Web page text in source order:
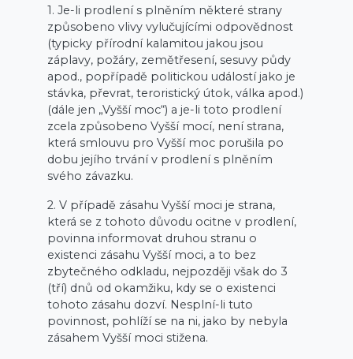
1. Je-li prodlení s plněním některé strany
způsobeno vlivy vylučujícími odpovědnost
(typicky přírodní kalamitou jakou jsou
záplavy, požáry, zemětřesení, sesuvy půdy
apod., popřípadě politickou událostí jako je
stávka, převrat, teroristický útok, válka apod.)
(dále jen „Vyšší moc“) a je-li toto prodlení
zcela způsobeno Vyšší mocí, není strana,
která smlouvu pro Vyšší moc porušila po
dobu jejího trvání v prodlení s plněním
svého závazku.
2. V případě zásahu Vyšší moci je strana,
která se z tohoto důvodu ocitne v prodlení,
povinna informovat druhou stranu o
existenci zásahu Vyšší moci, a to bez
zbytečného odkladu, nejpozději však do 3
(tří) dnů od okamžiku, kdy se o existenci
tohoto zásahu dozví. Nesplní-li tuto
povinnost, pohlíží se na ni, jako by nebyla
zásahem Vyšší moci stižena.